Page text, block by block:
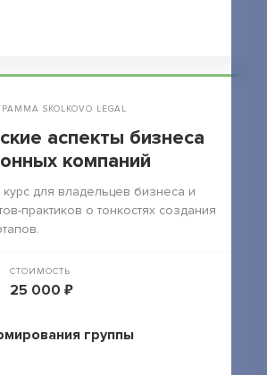
SKOLKOVO LEGAL
аспекты бизнеса
компаний
для владельцев бизнеса и
практиков о тонкостях создания
СТОИМОСТЬ
25 000 ₽
группы